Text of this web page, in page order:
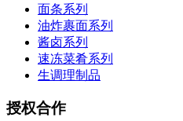
面条系列
油炸裹面系列
酱卤系列
速冻菜肴系列
生调理制品
授权合作